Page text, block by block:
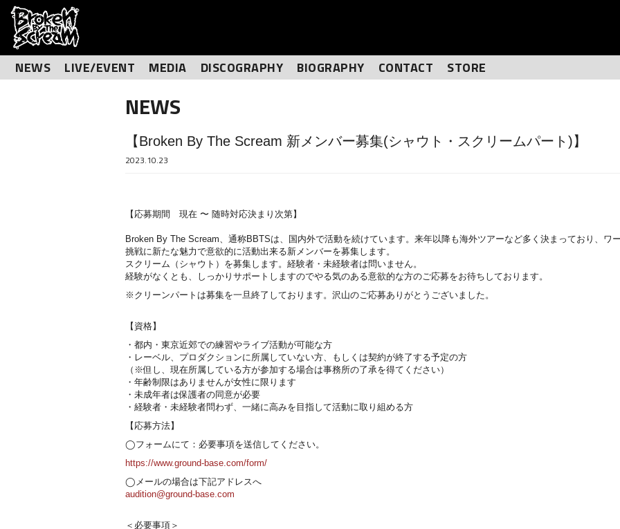
NEWS LIVE/EVENT MEDIA DISCOGRAPHY BIOGRAPHY CONTACT STORE
NEWS
【Broken By The Scream 新メンバー募集(シャウト・スクリームパート)】
2023.10.23
【応募期間 現在 〜 随時対応決まり次第】
Broken By The Scream、通称BBTSは、国内外で活動を続けています。来年以降も海外ツアーなど多く決まっており、ワ
挑戦に新たな魅力で意欲的に活動出来る新メンバーを募集します。
スクリーム（シャウト）を募集します。経験者・未経験者は問いません。
経験がなくとも、しっかりサポートしますのでやる気のある意欲的な方のご応募をお待ちしております。
※クリーンパートは募集を一旦終了しております。沢山のご応募ありがとうございました。
【資格】
・都内・東京近郊での練習やライブ活動が可能な方
・レーベル、プロダクションに所属していない方、もしくは契約が終了する予定の方
（※但し、現在所属している方が参加する場合は事務所の了承を得てください）
・年齢制限はありませんが女性に限ります
・未成年者は保護者の同意が必要
・経験者・未経験者問わず、一緒に高みを目指して活動に取り組める方
【応募方法】
◯フォームにて：必要事項を送信してください。
https://www.ground-base.com/form/
◯メールの場合は下記アドレスへ
audition@ground-base.com
＜必要事項＞